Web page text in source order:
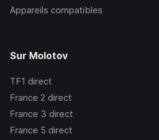
Appareils compatibles
Sur Molotov
TF1 direct
France 2 direct
France 3 direct
France 5 direct